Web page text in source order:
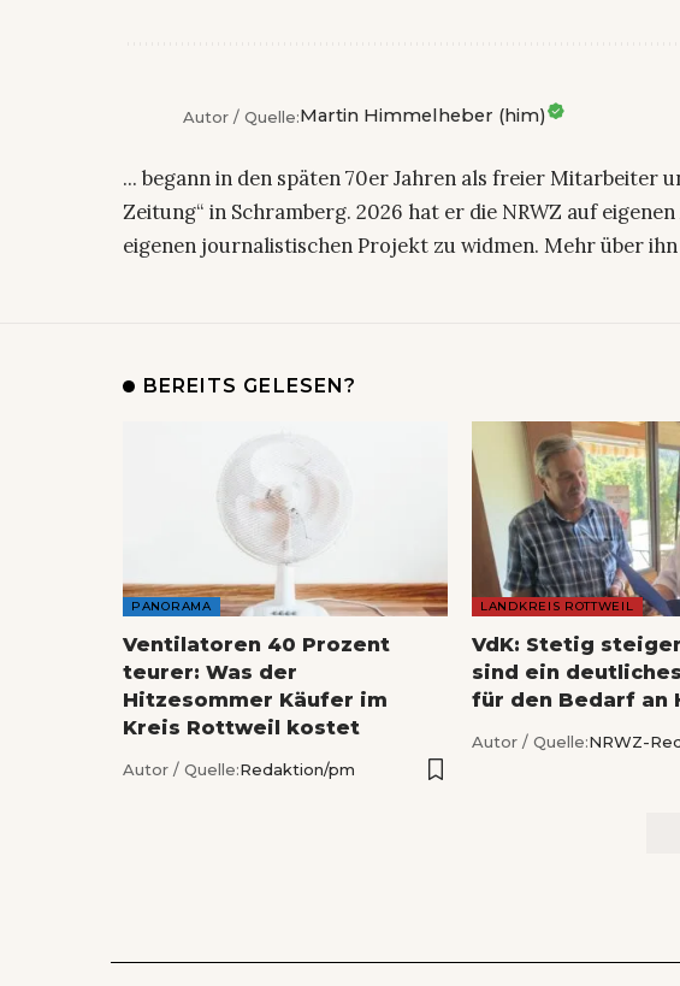
Autor / Quelle:Martin Himmelheber (him)
... begann in den späten 70er Jahren als freier Mitarbeiter
Zeitung“ in Schramberg. 2026 hat er die NRWZ auf
eigenen journalistischen Projekt zu widmen. Mehr über ihn
BEREITS GELESEN?
PANORAMA
Ventilatoren 40 Prozent
teurer: Was der
Hitzesommer Käufer im
Kreis Rottweil kostet
Autor / Quelle:Redaktion/pm
LANDKREIS ROTTWEIL
VdK: Stetig
sind ein
für den Bedarf an
Autor / Quelle:NRWZ-